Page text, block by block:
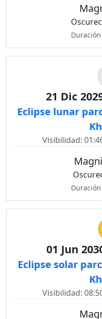
21 Dic
Eclipse lunar
Visibilidad:
01 Jun
Eclipse solar
Visibilidad: